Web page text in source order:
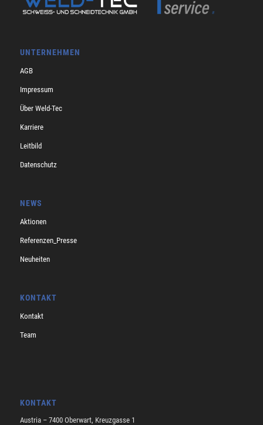
UNTERNEHMEN
AGB
Impressum
Über Weld-Tec
Karriere
Leitbild
Datenschutz
NEWS
Aktionen
Referenzen_Presse
Neuheiten
KONTAKT
Kontakt
Team
KONTAKT
Austria – 7400 Oberwart, Kreuzgasse 1